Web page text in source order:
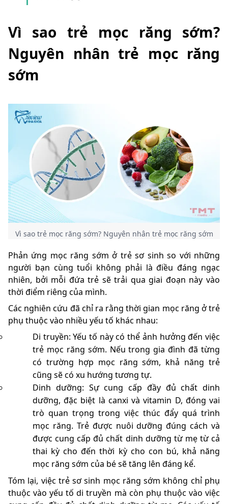
Vì sao trẻ mọc răng sớm?
Nguyên nhân trẻ mọc răng
sớm
Vì sao trẻ mọc răng sớm? Nguyên nhân trẻ mọc răng sớm
Phản ứng mọc răng sớm ở trẻ sơ sinh so với những
người bạn cùng tuổi không phải là điều đáng ngạc
nhiên, bởi mỗi đứa trẻ sẽ trải qua giai đoạn này vào
thời điểm riêng của mình.
Các nghiên cứu đã chỉ ra rằng thời gian mọc răng ở trẻ
phụ thuộc vào nhiều yếu tố khác nhau:
Di truyền: Yếu tố này có thể ảnh hưởng đến việc
trẻ mọc răng sớm. Nếu trong gia đình đã từng
có trường hợp mọc răng sớm, khả năng trẻ
cũng sẽ có xu hướng tương tự.
Dinh dưỡng: Sự cung cấp đầy đủ chất dinh
dưỡng, đặc biệt là canxi và vitamin D, đóng vai
trò quan trọng trong việc thúc đẩy quá trình
mọc răng. Trẻ được nuôi dưỡng đúng cách và
được cung cấp đủ chất dinh dưỡng từ mẹ từ cả
thai kỳ cho đến thời kỳ cho con bú, khả năng
mọc răng sớm của bé sẽ tăng lên đáng kể.
Tóm lại, việc trẻ sơ sinh mọc răng sớm không chỉ phụ
thuộc vào yếu tố di truyền mà còn phụ thuộc vào việc